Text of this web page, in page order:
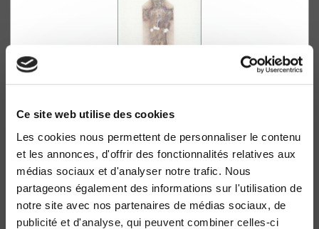
Ce site web utilise des cookies
Les cookies nous permettent de personnaliser le contenu
et les annonces, d'offrir des fonctionnalités relatives aux
médias sociaux et d'analyser notre trafic. Nous
partageons également des informations sur l'utilisation de
notre site avec nos partenaires de médias sociaux, de
publicité et d'analyse, qui peuvent combiner celles-ci
La stratégie secrète de la Drôle de guerre
Le Conseil suprême interallié, septembre 1939 avril
1940
François Bédarida